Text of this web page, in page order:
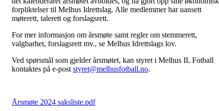
forpliktelser til Melhus Idrettslag. Alle medlemmer har uansett
møterett, talerett og forslagsrett.
For mer informasjon om årsmøte samt regler om stemmerett,
valgbarhet, forslagsrett mv., se Melhus Idrettslags lov.
Ved spørsmål som gjelder årsmøtet, kan styret i Melhus IL Fotball
kontaktes på e-post styret@melhusfotball.no.
Årsmøte 2024 saksliste.pdf